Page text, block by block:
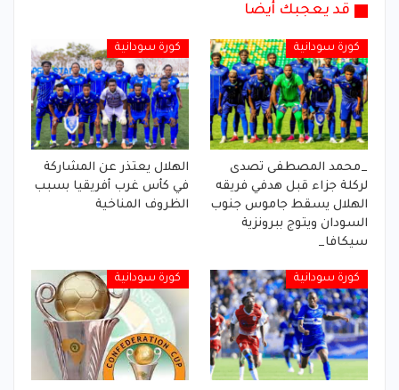
قد يعجبك أيضا
كورة سودانية
_محمد المصطفى تصدى
لركلة جزاء قبل هدفي فريقه
الهلال يسقط جاموس جنوب
السودان ويتوج ببرونزية
سيكافا_
كورة سودانية
الهلال يعتذر عن المشاركة
في كأس غرب أفريقيا بسبب
الظروف المناخية
كورة سودانية كورة سودانية